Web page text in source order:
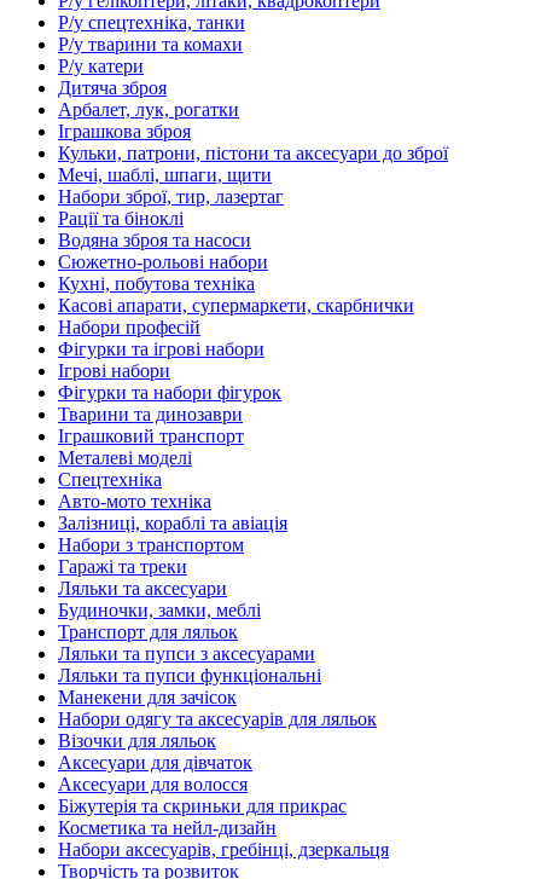
Р/у спецтехніка, танки
Р/у тварини та комахи
Р/у катери
Дитяча зброя
Арбалет, лук, рогатки
Іграшкова зброя
Кульки, патрони, пістони та аксесуари до зброї
Мечі, шаблі, шпаги, щити
Набори зброї, тир, лазертаг
Рації та біноклі
Водяна зброя та насоси
Сюжетно-рольові набори
Кухні, побутова техніка
Касові апарати, супермаркети, скарбнички
Набори професій
Фігурки та ігрові набори
Ігрові набори
Фігурки та набори фігурок
Тварини та динозаври
Іграшковий транспорт
Металеві моделі
Спецтехніка
Авто-мото техніка
Залізниці, кораблі та авіація
Набори з транспортом
Гаражі та треки
Ляльки та аксесуари
Будиночки, замки, меблі
Транспорт для ляльок
Ляльки та пупси з аксесуарами
Ляльки та пупси функціональні
Манекени для зачісок
Набори одягу та аксесуарів для ляльок
Візочки для ляльок
Аксесуари для дівчаток
Аксесуари для волосся
Біжутерія та скриньки для прикрас
Косметика та нейл-дизайн
Набори аксесуарів, гребінці, дзеркальця
Творчість та розвиток